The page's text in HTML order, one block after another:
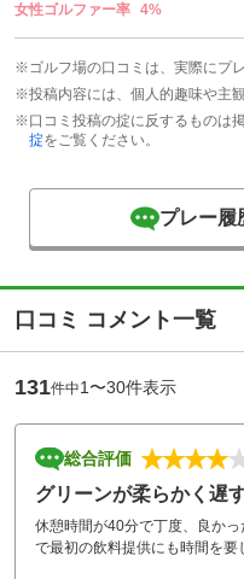
女性ゴルファー率 4%
※ゴルフ場の口コミは、実際にプ
※投稿内容には、個人的趣味や主
※口コミ投稿の掟に反するものは
掟をご覧ください。
プレー履
口コミ コメント一覧
131件中1〜30件表示
総合評価
グリーンが柔らかく遅
休憩時間が40分で丁度、良か
で最初の飲料提供にも時間を要